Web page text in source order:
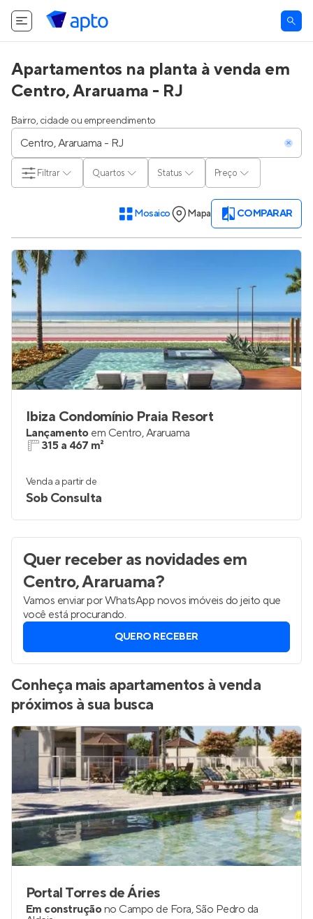
Apartamentos na planta à venda em
Centro, Araruama - RJ
Bairro, cidade ou empreendimento
Quartos Status Preço
Filtrar
Mosaico Mapa COMPARAR
Ibiza Condomínio Praia Resort
Lançamento em Centro,Araruama
315 a 467 m²
Venda a partir de
Sob Consulta
Quer receber as novidadesem
Centro, Araruama?
Vamos enviar por WhatsApp novos imóveis do jeito que
você está procurando.
QUERO RECEBER
Conheça mais apartamentos à venda
próximos à sua busca
Portal Torres de Áries
Em construçãono Campo de Fora,São Pedro da